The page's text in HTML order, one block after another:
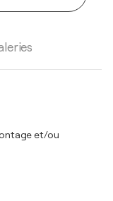
et/ou